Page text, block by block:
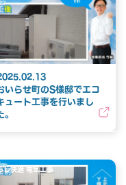
いらせ町のS様邸でエコ
ュート工事を行いまし
。
し快適 電気工事